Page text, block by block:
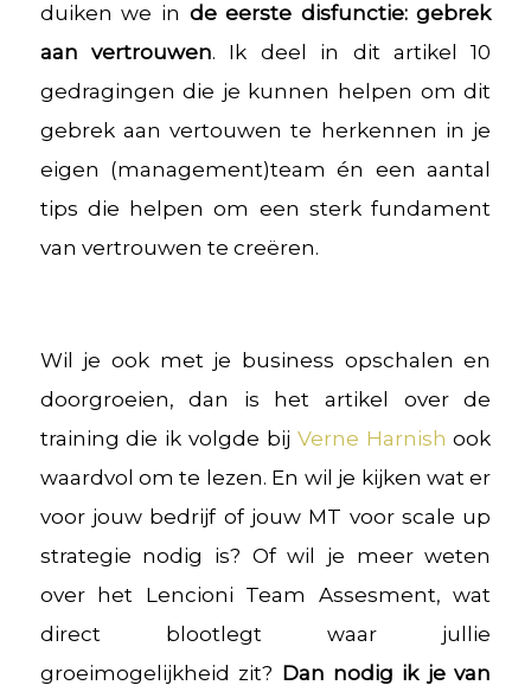
duiken we in de eerste disfunctie: gebrek
aan vertrouwen. Ik deel in dit artikel 10
gedragingen die je kunnen helpen om dit
gebrek aan vertouwen te herkennen in je
eigen (management)team én een aantal
tips die helpen om een sterk fundament
van vertrouwen te creëren.
Wil je ook met je business opschalen en
doorgroeien, dan is het artikel over de
training die ik volgde bij Verne Harnish ook
waardvol om te lezen. En wil je kijken wat er
voor jouw bedrijf of jouw MT voor scale up
strategie nodig is? Of wil je meer weten
over het Lencioni Team Assesment, wat
direct blootlegt waar jullie
groeimogelijkheid zit? Dan nodig ik je van